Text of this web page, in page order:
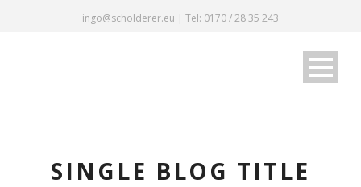
ingo@scholderer.eu | Tel: 0170 / 28 35 243
SINGLE BLOG TITLE